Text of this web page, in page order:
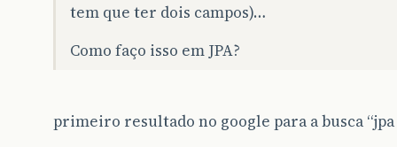
tem que ter dois campos)…
Como faço isso em JPA?
primeiro resultado no google para a busca